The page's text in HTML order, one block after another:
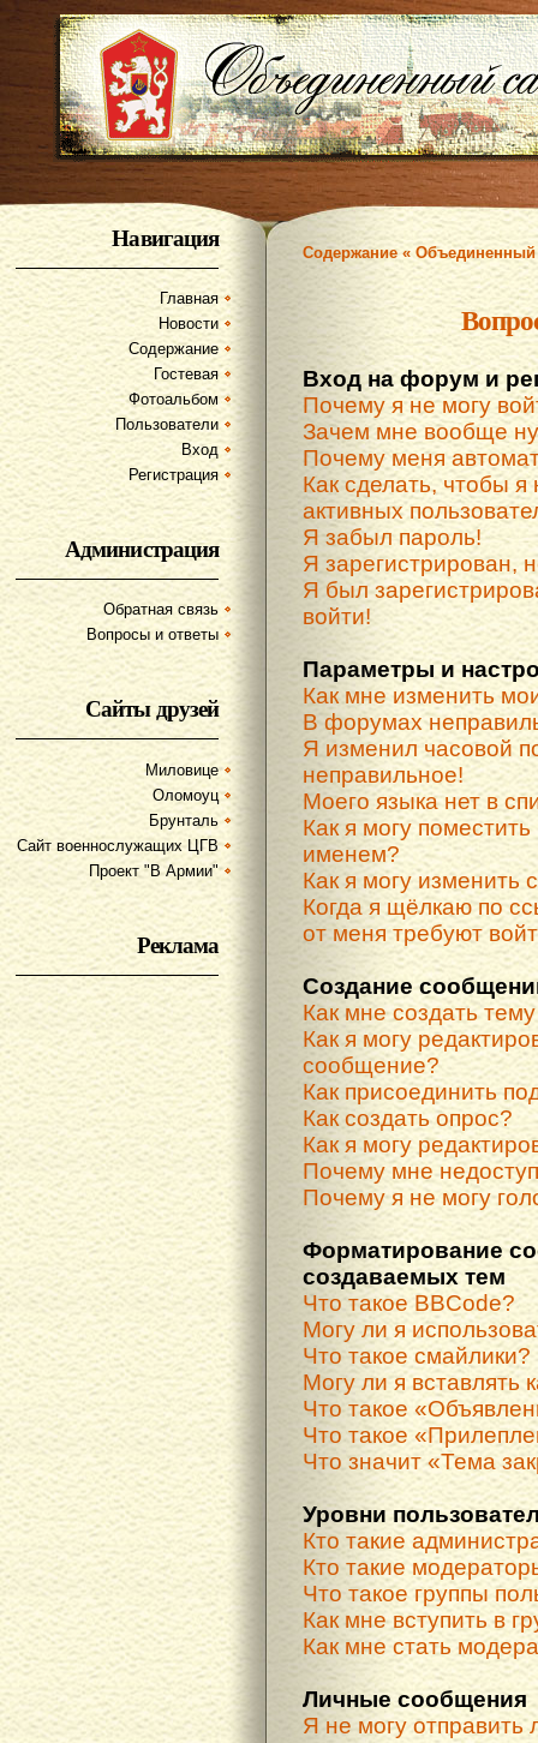
Навигация
Главная
Новости
Содержание
Гостевая
Фотоальбом
Пользователи
Вход
Регистрация
Администрация
Обратная связь
Вопросы и ответы
Сайты друзей
Миловице
Оломоуц
Брунталь
Сайт военнослужащих ЦГВ
Проект "В Армии"
Реклама
Содержание «
Вход на форум и
Почему я не могу
Зачем мне вообще
Почему меня
Как сделать, чтобы я
активных
Я забыл пароль!
Я зарегистрирован,
Я был
войти!
Параметры и
Как мне изменить
В форумах
Я изменил часовой
неправильное!
Моего языка нет в
Как я могу
именем?
Как я могу изменить
Когда я щёлкаю по
от меня требуют
Создание
Как мне создать
Как я могу
сообщение?
Как присоединить
Как создать опрос?
Как я могу
Почему мне
Почему я не могу
Форматирование
создаваемых тем
Что такое BBCode?
Могу ли я
Что такое смайлики?
Могу ли я вставлять
Что такое
Что такое
Что значит «Тема
Уровни
Кто такие
Кто такие
Что такое группы
Как мне вступить в
Как мне стать
Личные сообщения
Я не могу